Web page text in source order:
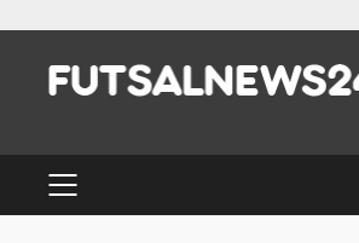
content
PRIMARY
MENU